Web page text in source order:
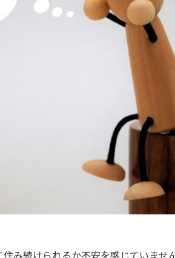
み続けられるか不安を感じていませ